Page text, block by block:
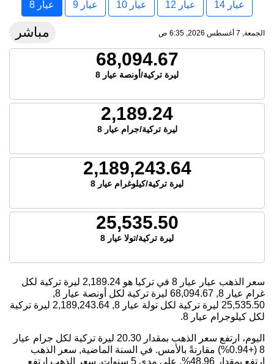
عيار 14 عيار 12 عيار 10 عيار 9 عيار 8
الجمعة, 7 أغسطس 2026, 6:35 ص مباشر
68,094.67
ليرة تركية/أونصة عيار 8
2,189.24
ليرة تركية/جرام عيار 8
2,189,243.64
ليرة تركية/كيلوغرام عيار 8
25,535.50
ليرة تركية/تولا عيار 8
سعر الذهب عيار عيار 8 في تركيا هو 2,189.24 ليرة تركية لكل
غرام عيار 8,
68,094.67 ليرة تركية لكل أونصة عيار 8,
25,535.50 ليرة تركية لكل تولة عيار 8, 2,189,243.64 ليرة تركية
لكل كيلوجرام عيار 8.
اليوم، ارتفع سعر الذهب بمقدار 20.30 ليرة تركية لكل جرام عيار
8 (+0.94%) مقارنةً بالأمس. في السنة الماضية, سعر الذهب
ارتفع بمقدار 48.96%. على مدى 5 سنوات, سعر الذهب ارتفع